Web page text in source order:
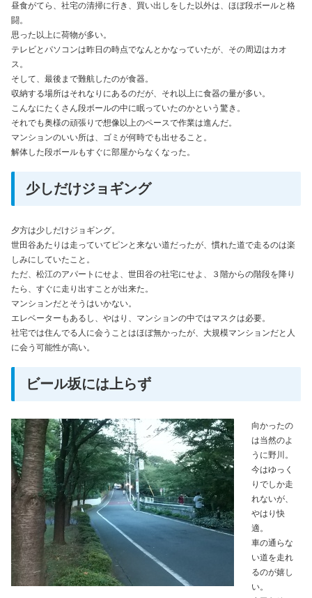
昼食がてら、社宅の清掃に行き、買い出しをした以外は、ほぼ段ボールと格
闘。
思った以上に荷物が多い。
テレビとパソコンは昨日の時点でなんとかなっていたが、その周辺はカオ
ス。
そして、最後まで難航したのが食器。
収納する場所はそれなりにあるのだが、それ以上に食器の量が多い。
こんなにたくさん段ボールの中に眠っていたのかという驚き。
それでも奥様の頑張りで想像以上のペースで作業は進んだ。
マンションのいい所は、ゴミが何時でも出せること。
解体した段ボールもすぐに部屋からなくなった。
少しだけジョギング
夕方は少しだけジョギング。
世田谷あたりは走っていてピンと来ない道だったが、慣れた道で走るのは楽
しみにしていたこと。
ただ、松江のアパートにせよ、世田谷の社宅にせよ、３階からの階段を降り
たら、すぐに走り出すことが出来た。
マンションだとそうはいかない。
エレベーターもあるし、やはり、マンションの中ではマスクは必要。
社宅では住んでる人に会うことはほぼ無かったが、大規模マンションだと人
に会う可能性が高い。
ビール坂には上らず
向かったの
は当然のよ
うに野川。
今はゆっく
りでしか走
れないが、
やはり快
適。
車の通らな
い道を走れ
るのが嬉し
い。